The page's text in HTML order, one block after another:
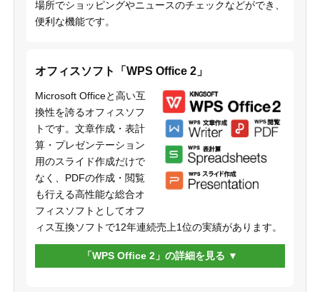
場所でショッピングやニュースのチェックなどができ、
便利な機能です。
オフィスソフト「WPS Office 2」
Microsoft Officeと高い互
換性を誇るオフィスソフ
トです。文章作成・表計
算・プレゼンテーション
用のスライド作成だけで
なく、PDFの作成・閲覧
も行える高性能な総合オ
フィスソフトとしてオフ
ィス互換ソフトで12年連続売上1位の実績があります。
「WPS Office 2」の詳細を見る